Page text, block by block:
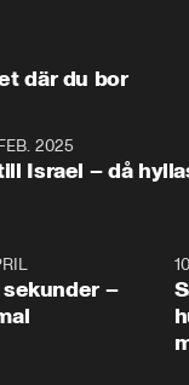
där du bor
2025
Israel – då
–